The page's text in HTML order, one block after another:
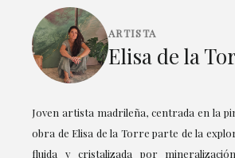
ARTISTA
Elisa de la
Joven artista madrileña, centrada en la
obra de Elisa de la Torre parte de la
fluida y cristalizada por